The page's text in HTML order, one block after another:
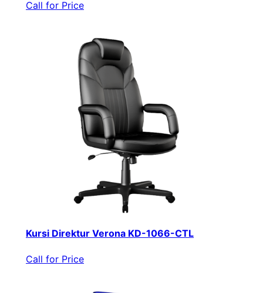
Call for Price
Kursi Direktur Verona KD-1066-CTL
Call for Price